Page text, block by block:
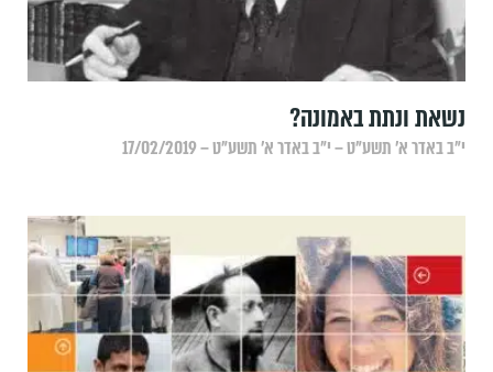
נשאת ונתת באמונה?
י״ב באדר א׳ תשע״ט – י״ב באדר א׳ תשע״ט – 17/02/2019